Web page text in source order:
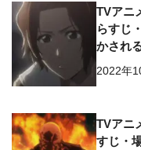
TVアニ
らすじ
かされ
2022年
TVアニ
すじ・